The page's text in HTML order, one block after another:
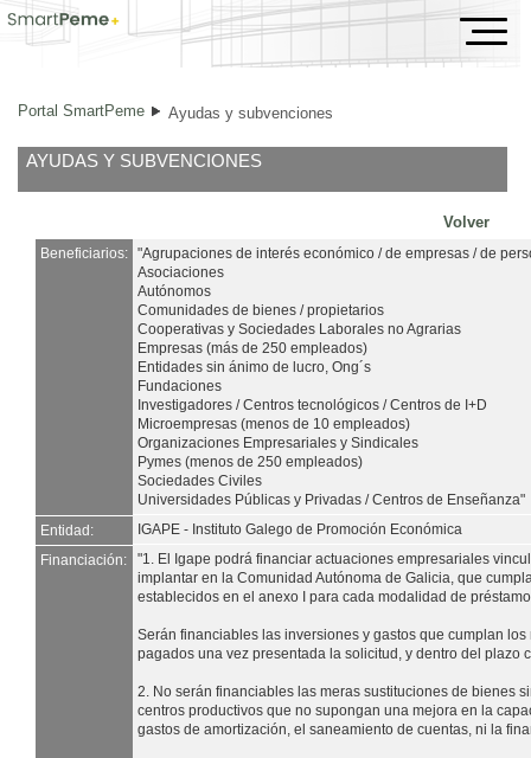
Ayudas y subvenciones
Portal SmartPeme Ayudas y subvenciones
AYUDAS Y SUBVENCIONES
Volver
Beneficiarios: "Agrupaciones de interés económico / de empresas / de
Asociaciones
Autónomos
Comunidades de bienes / propietarios
Cooperativas y Sociedades Laborales no Agrarias
Empresas (más de 250 empleados)
Entidades sin ánimo de lucro, Ong´s
Fundaciones
Investigadores / Centros tecnológicos / Centros de I+D
Microempresas (menos de 10 empleados)
Organizaciones Empresariales y Sindicales
Pymes (menos de 250 empleados)
Sociedades Civiles
Universidades Públicas y Privadas / Centros de Enseñanza"
Entidad:
IGAPE - Instituto Galego de Promoción Económica
Financiación:
"1. El Igape podrá financiar actuaciones empresariales
implantar en la Comunidad Autónoma de Galicia, que
establecidos en el anexo I para cada modalidad de
Serán financiables las inversiones y gastos que cumplan
pagados una vez presentada la solicitud, y dentro del plazo
2. No serán financiables las meras sustituciones de bienes
centros productivos que no supongan una mejora en la
gastos de amortización, el saneamiento de cuentas, ni la